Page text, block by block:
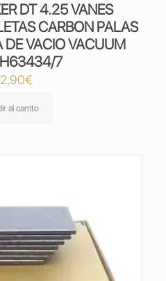
DT 4.25 VANES
CARBON PALAS
DE VACIO VACUUM
7
€
al carrito